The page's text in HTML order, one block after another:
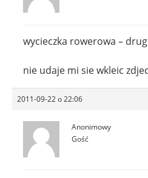
wycieczka rowerowa –
nie udaje mi sie wkleic
2011-09-22 o 22:06
Anonimowy
Gość